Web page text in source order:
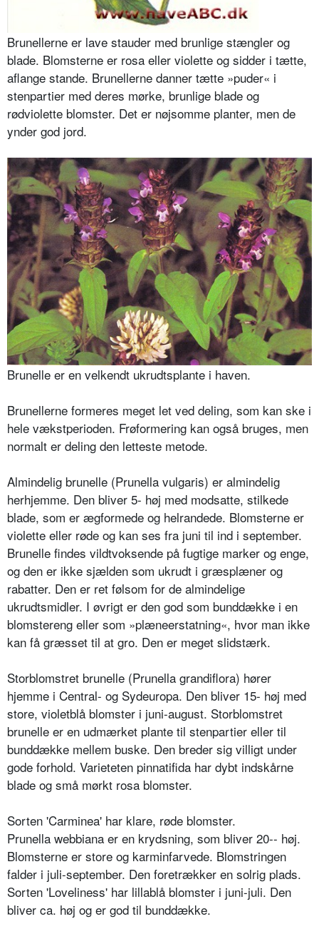
Brunellerne er lave stauder med brun­lige stængler og
blade. Blomsterne er rosa eller violette og sidder i tætte,
aflange stande. Brunellerne danner tætte »puder« i
stenpartier med deres mørke, brunlige blade og
rødviolette blomster. Det er nøjsomme planter, men de
ynder god jord.
Brunelle er en velkendt ukrudtsplante i haven.
Brunellerne formeres meget let ved deling, som kan ske i
hele vækstperio­den. Frøformering kan også bruges, men
normalt er deling den letteste metode.
Almindelig brunelle (Prunella vulga­ris) er almindelig
herhjemme. Den bli­ver 5- høj med modsatte, stilke­de
blade, som er ægformede og helran­dede. Blomsterne er
violette eller røde og kan ses fra juni til ind i september.
Brunelle findes vildtvoksende på fugti­ge marker og enge,
og den er ikke sjælden som ukrudt i græsplæner og
rabatter. Den er ret følsom for de almindelige
ukrudtsmidler. I øvrigt er den god som bunddække i en
blomster­eng eller som »plæneerstatning«, hvor man ikke
kan få græsset til at gro. Den er meget slidstærk.
Storblomstret brunelle (Prunella gran­diflora) hører
hjemme i Central- og Sydeuropa. Den bliver 15- høj med
store, violetblå blomster i juni-au­gust. Storblomstret
brunelle er en ud­mærket plante til stenpartier eller til
bunddække mellem buske. Den breder sig villigt under
gode forhold. Varieteten pinnatifida har dybt ind­skårne
blade og små mørkt rosa blom­ster.
Sorten 'Carminea' har klare, røde blomster.
Prunella webbiana er en krydsning, som bliver 20-- høj.
Blomsterne er store og karminfarvede. Blomstrin­gen
falder i juli-september. Den fore­trækker en solrig plads.
Sorten 'Loveliness' har lillablå blom­ster i juni-juli. Den
bliver ca. høj og er god til bunddække.